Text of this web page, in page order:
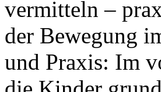
vermitteln –
der Bewegung
und Praxis: Im